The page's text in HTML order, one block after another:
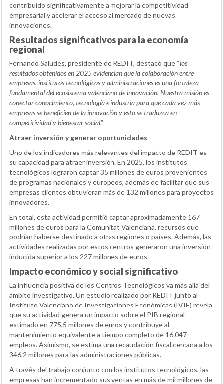
contribuido significativamente a mejorar la competitividad
empresarial y acelerar el acceso al mercado de nuevas
innovaciones.
Resultados significativos para la economía
regional
Fernando Saludes, presidente de REDIT, destacó que “los
resultados obtenidos en 2025 evidencian que la colaboración entre
empresas, institutos tecnológicos y administraciones es una fortaleza
fundamental del ecosistema valenciano de innovación. Nuestra misión es
conectar conocimiento, tecnología e industria para que cada vez más
empresas se beneficien de la innovación y esto se traduzca en
competitividad y bienestar social.”
Atraer inversión y generar oportunidades
Uno de los indicadores más relevantes del impacto de REDIT es
su capacidad para atraer inversión. En 2025, los institutos
tecnológicos lograron captar 35 millones de euros provenientes
de programas nacionales y europeos, además de facilitar que sus
empresas clientes obtuvieran más de 132 millones para proyectos
innovadores.
En total, esta actividad permitió captar aproximadamente 167
millones de euros para la Comunitat Valenciana, recursos que
podrían haberse destinado a otras regiones o países. Además, las
actividades realizadas por estos centros generaron una inversión
inducida superior a los 227 millones de euros.
Impacto económico y social significativo
La influencia positiva de los Centros Tecnológicos va más allá del
ámbito investigativo. Un estudio realizado por REDIT junto al
Instituto Valenciano de Investigaciones Económicas (IVIE) revela
que su actividad genera un impacto sobre el PIB regional
estimado en 775,5 millones de euros y contribuye al
mantenimiento equivalente a tiempo completo de 16.047
empleos. Asimismo, se estima una recaudación fiscal cercana a los
346,2 millones para las administraciones públicas.
A través del trabajo conjunto con los institutos tecnológicos, las
empresas han incrementado sus ventas en más de mil millones de